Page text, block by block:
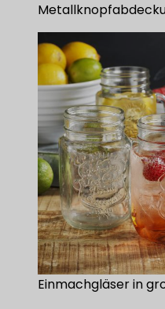
Einmachgläser in